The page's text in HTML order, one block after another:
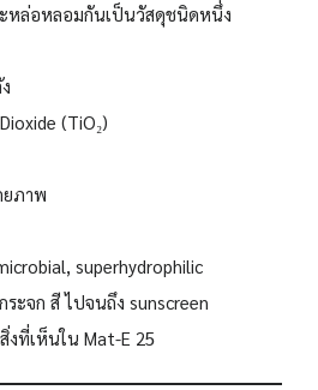
หล่อหลอมกันเป็นวัสดุชนิดหนึ่ง
(TiO₂)
ยภาพ
superhydrophilic
ะจก สี ไปจนถึง sunscreen
ที่เห็นใน Mat-E 25